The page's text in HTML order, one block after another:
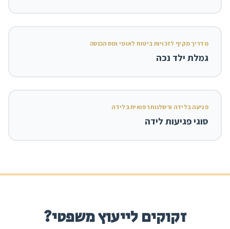
מדריך מקיף לזכויות ביטוח לאומי ומס הכנסה
גמלת ילד נכה
פגיעה בלידה ורשלנות רפואית בלידה
סוגי פגיעות לידה
זקוקים לייעוץ משפטי?